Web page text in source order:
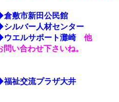
敷市新田公民館
ルバー人材センター
エルサポート灘崎 他
問い合わせ下さいね。
祉交流プラザ大井